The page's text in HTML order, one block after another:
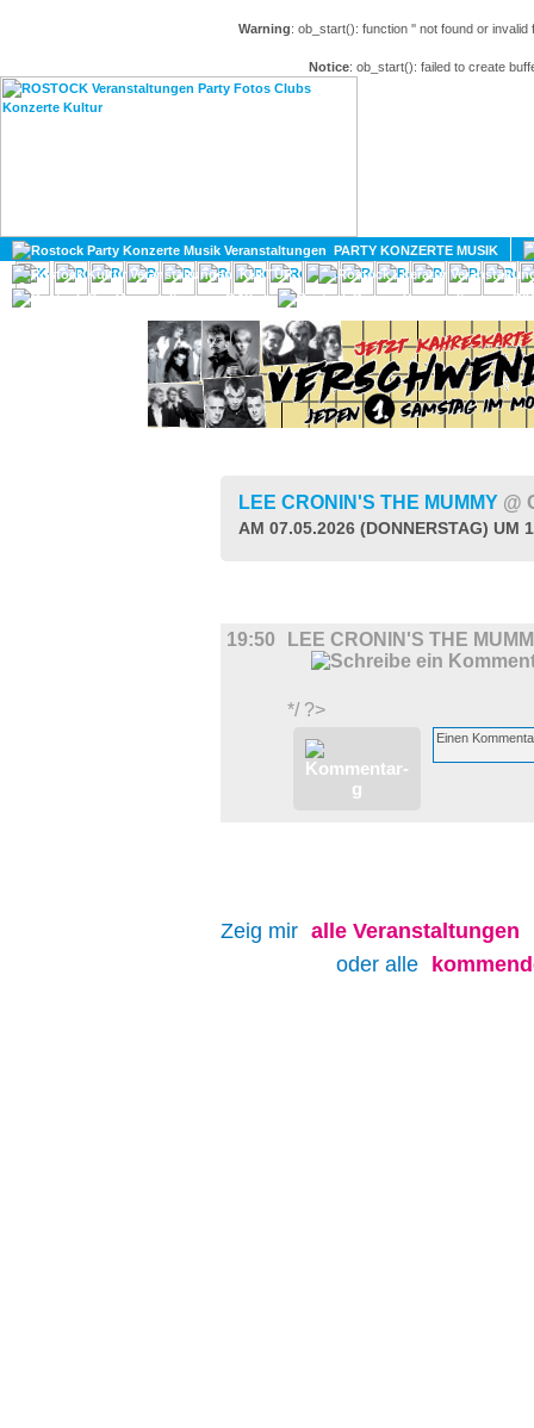
Warning: ob_start(): function '' not found or
Notice: ob_start(): failed to create
PARTY KONZERTE MUSIK
KULTUR
GAY
LEE CRONIN'S THE MUMMY @
AM 07.05.2026 (DONNERSTAG) UM
19:50 LEE CRONIN'S THE
*/ ?>
Zeig mir alle Veranstaltungen
oder alle